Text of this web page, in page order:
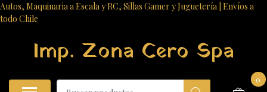
Autos, Maquinaria a Escala y RC, Sillas Gamer y Juguetería | Envíos a
todo Chile
Imp. Zona Cero Spa
0